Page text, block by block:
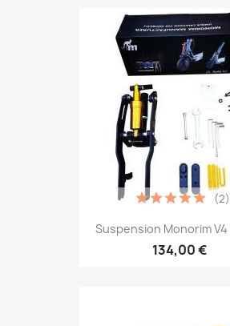
Suspension Monorim V4
134,00 €
(2)